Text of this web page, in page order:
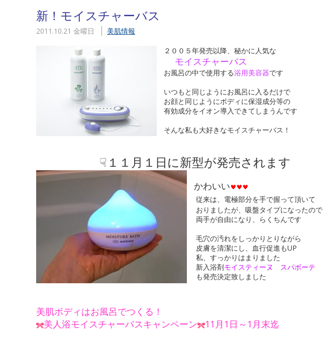
新！モイスチャーバス
2011.10.21 金曜日 美肌情報
２００５年発売以降、秘かに人気な
モイスチャーバス
お風呂の中で使用する浴用美容器です
いつもと同じようにお風呂に入るだけで
お顔と同じようにボディに保湿成分等の
有効成分をイオン導入できてしまうんです
そんな私も大好きなモイスチャーバス！
☟１１月１日に新型が発売されます
かわいい
従来は、電極部分を手で握って頂いて
おりましたが、吸盤タイプになったので
両手が自由になり、らくちんです
毛穴の汚れをしっかりとりながら
皮膚を清潔にし、血行促進もUP
私、すっかりはまりました
新入浴剤モイスティーヌ スパボーテ
も発売決定致しました
美肌ボディはお風呂でつくる！
美人浴モイスチャーバスキャンペーン
11月1日～1月末迄